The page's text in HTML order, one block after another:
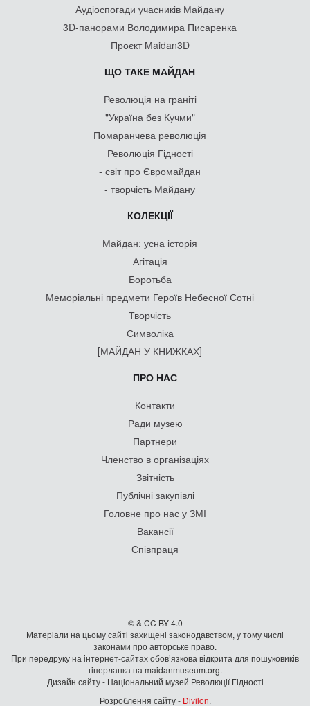
Аудіоспогади учасників Майдану
3D-панорами Володимира Писаренка
Проєкт Maidan3D
ЩО ТАКЕ МАЙДАН
Революція на граніті
"Україна без Кучми"
Помаранчева революція
Революція Гідності
- світ про Євромайдан
- творчість Майдану
КОЛЕКЦІЇ
Майдан: усна історія
Агітація
Боротьба
Меморіальні предмети Героїв Небесної Сотні
Творчість
Символіка
[МАЙДАН У КНИЖКАХ]
ПРО НАС
Контакти
Ради музею
Партнери
Членство в організаціях
Звітність
Публічні закупівлі
Головне про нас у ЗМІ
Вакансії
Співпраця
© & CC BY 4.0
Матеріали на цьому сайті захищені законодавством, у тому числі
законами про авторське право.
При передруку на iнтернет-сайтах обов’язкова відкрита для пошуковиків
гiперланка на maidanmuseum.org.
Дизайн сайту - Національний музей Революції Гідності
Розроблення сайту - Divilon.